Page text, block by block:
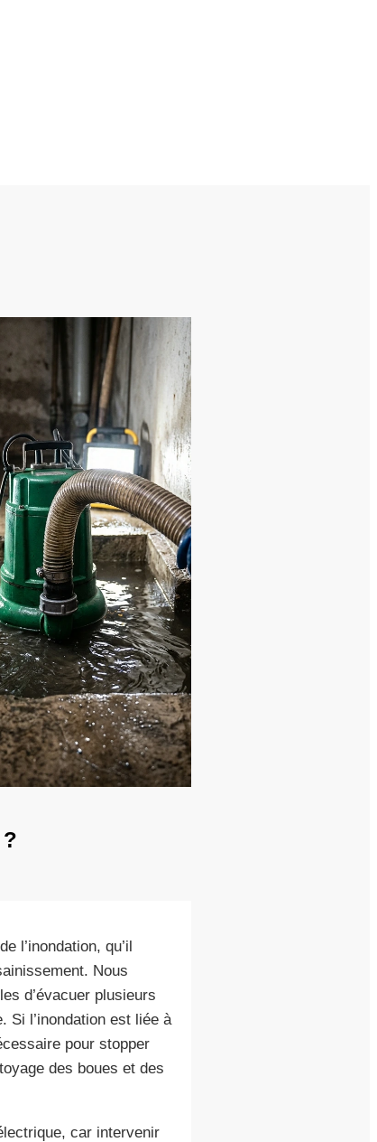
l’inondation, qu’il
Nous
d’évacuer plusieurs
Si l’inondation est liée à
pour stopper
des boues et des
car intervenir